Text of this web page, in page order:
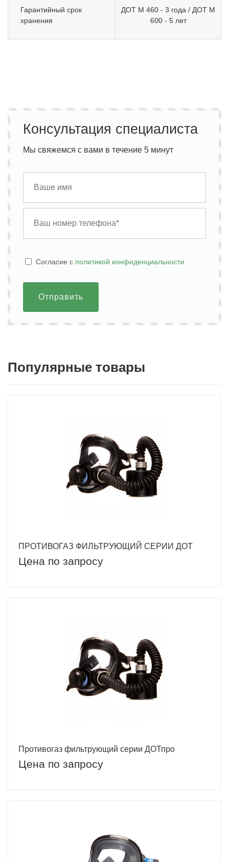
Гарантийный срок
хранения
ДОТ М 460 - 3 года / ДОТ М
600 - 5 лет
Консультация специалиста
Мы свяжемся с вами в течение 5 минут
Cогласие с политикой конфиденциальности
Отправить
Популярные товары
ПРОТИВОГАЗ ФИЛЬТРУЮЩИЙ СЕРИИ ДОТ
Цена по запросу
Противогаз фильтрующий серии ДОТпро
Цена по запросу